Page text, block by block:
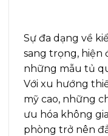
Sự đa dạng về
sang trọng, hiện
những mẫu tủ
Với xu hướng
mỹ cao, những
ưu hóa không
phòng trở nên